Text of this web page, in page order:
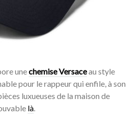
unechemise Versaceau style
pour le rappeur qui enfile, à son
luxueuses de la maison de
là.